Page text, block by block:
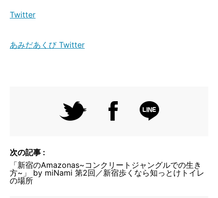
Twitter
あみだあくび Twitter
次の記事 :
「新宿のAmazonas~コンクリートジャングルでの生き
方~」 by miNami 第2回／新宿歩くなら知っとけトイレ
の場所